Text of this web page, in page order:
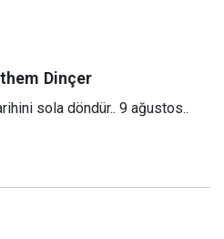
Dinçer
sola döndür.. 9 ağustos..